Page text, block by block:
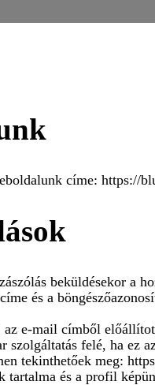
címe: https://
beküldésekor a
és a
e-mail címből
szolgáltatás felé, ha ez
tekinthetőek meg:
tartalma és a profil